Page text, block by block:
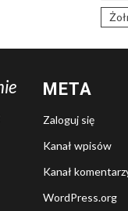
META
Zaloguj się
Kanał wpisów
Kanał
WordPress.org